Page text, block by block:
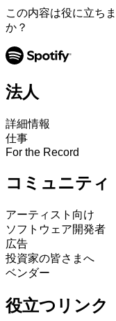
この内容は役に立ち
か？
法人
詳細情報
仕事
For the Record
コミュニティ
アーティスト向け
ソフトウェア開発者
広告
投資家の皆さまへ
ベンダー
役立つリンク